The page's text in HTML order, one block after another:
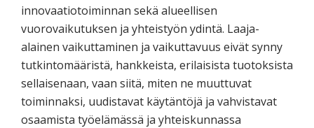
innovaatiotoiminnan sekä alueellisen
vuorovaikutuksen ja yhteistyön ydintä. Laaja-
alainen vaikuttaminen ja vaikuttavuus eivät synny
tutkintomääristä, hankkeista, erilaisista tuotoksista
sellaisenaan, vaan siitä, miten ne muuttuvat
toiminnaksi, uudistavat käytäntöjä ja vahvistavat
osaamista työelämässä ja yhteiskunnassa